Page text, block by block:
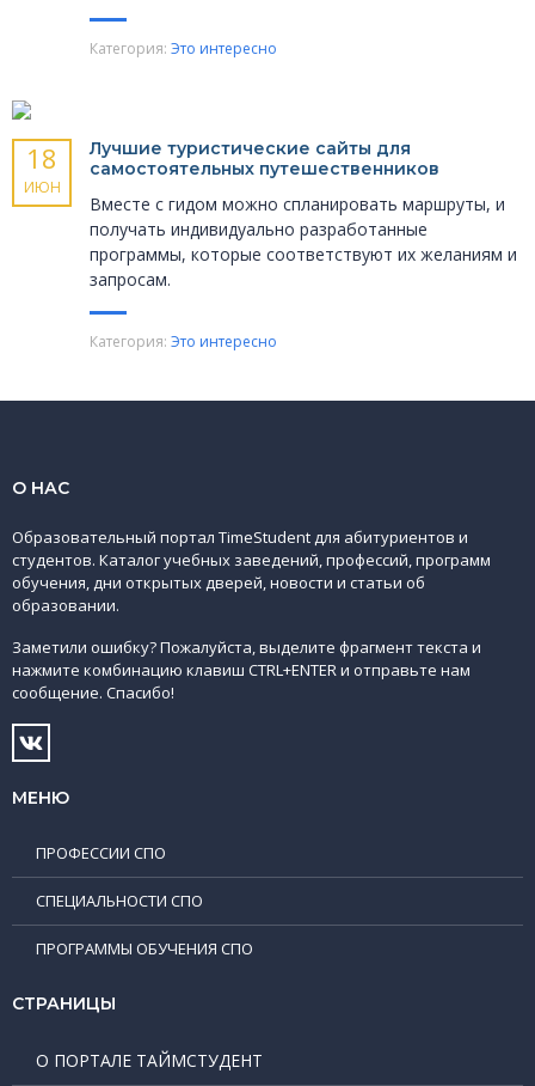
Категория: Это интересно
18
ИЮН
Лучшие туристические сайты для
самостоятельных путешественников
Вместе с гидом можно спланировать маршруты, и
получать индивидуально разработанные
программы, которые соответствуют их желаниям и
запросам.
Категория: Это интересно
О НАС
Образовательный портал TimeStudent для абитуриентов и
студентов. Каталог учебных заведений, профессий, программ
обучения, дни открытых дверей, новости и статьи об
образовании.
Заметили ошибку? Пожалуйста, выделите фрагмент текста и
нажмите комбинацию клавиш CTRL+ENTER и отправьте нам
сообщение. Спасибо!
МЕНЮ
ПРОФЕССИИ СПО
СПЕЦИАЛЬНОСТИ СПО
ПРОГРАММЫ ОБУЧЕНИЯ СПО
СТРАНИЦЫ
О ПОРТАЛЕ ТАЙМСТУДЕНТ